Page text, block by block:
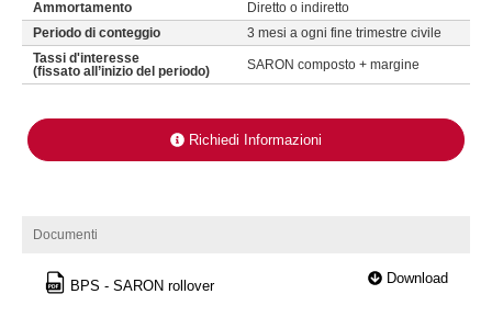
Ammortamento
Diretto o indiretto
Periodo di conteggio
3 mesi a ogni fine trimestre civile
Tassi d'interesse
(fissato all’inizio del periodo)
SARON composto + margine
Richiedi Informazioni
Documenti
BPS - SARON rollover Download